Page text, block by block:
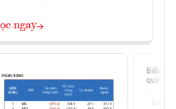
ngay